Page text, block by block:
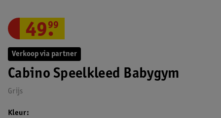
Verkoop via partner
Cabino Speelkleed Babygym
Grijs
49.
99
Kleur